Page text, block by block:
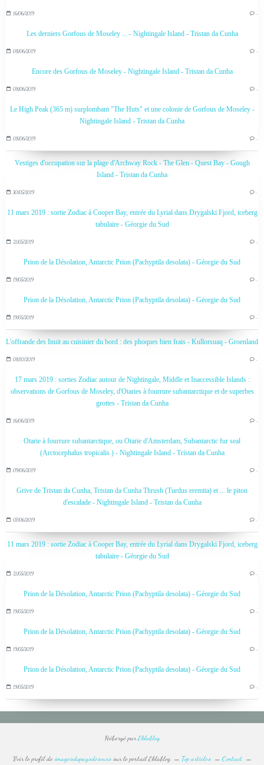
16/06/2019 …
Les derniers Gorfous de Moseley ... - Nightingale Island - Tristan da Cunha
08/06/2019 …
Encore des Gorfous de Moseley - Nightingale Island - Tristan da Cunha
08/06/2019 …
Le High Peak (365 m) surplombant "The Huts" et une colonie de Gorfous de Moseley -
Nightingale Island - Tristan da Cunha
08/06/2019 …
Vestiges d'occupation sur la plage d'Archway Rock - The Glen - Quest Bay - Gough
Island - Tristan da Cunha
30/05/2019 …
11 mars 2019 : sortie Zodiac à Cooper Bay, entrée du Lyrial dans Drygalski Fjord, iceberg
tabulaire - Géorgie du Sud
21/05/2019 …
Prion de la Désolation, Antarctic Prion (Pachyptila desolata) - Géorgie du Sud
19/05/2019 …
Prion de la Désolation, Antarctic Prion (Pachyptila desolata) - Géorgie du Sud
19/05/2019 …
L'offrande des Inuit au cuisinier du bord : des phoques bien frais - Kullorsuaq - Groenland
08/10/2019 …
17 mars 2019 : sorties Zodiac autour de Nightingale, Middle et Inaccessible Islands :
observations de Gorfous de Moseley, d'Otaries à fourrure subantarctique et de superbes
grottes - Tristan da Cunha
16/06/2019 …
Otarie à fourrure subantarctique, ou Otarie d'Amsterdam, Subantarctic fur seal
(Arctocephalus tropicalis ) - Nightingale Island - Tristan da Cunha
09/06/2019 …
Grive de Tristan da Cunha, Tristan da Cunha Thrush (Turdus eremita) et ... le piton
d'escalade - Nightingale Island - Tristan da Cunha
07/06/2019 …
11 mars 2019 : sortie Zodiac à Cooper Bay, entrée du Lyrial dans Drygalski Fjord, iceberg
tabulaire - Géorgie du Sud
21/05/2019 …
Prion de la Désolation, Antarctic Prion (Pachyptila desolata) - Géorgie du Sud
19/05/2019 …
Prion de la Désolation, Antarctic Prion (Pachyptila desolata) - Géorgie du Sud
19/05/2019 …
Prion de la Désolation, Antarctic Prion (Pachyptila desolata) - Géorgie du Sud
19/05/2019 …
Hébergé parEklablog
Voir le profil de imagesdupaysdesourssur le portail Eklablog Top articles Contact